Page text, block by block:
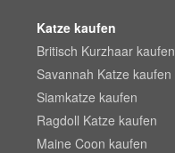
Katze kaufen
Britisch Kurzhaar kaufen
Savannah Katze kaufen
Siamkatze kaufen
Ragdoll Katze kaufen
Maine Coon kaufen